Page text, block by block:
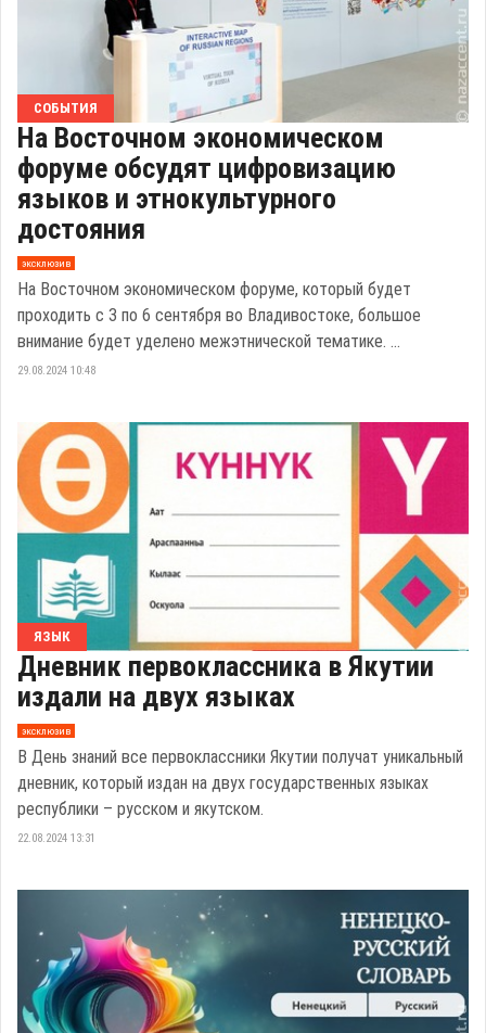
СОБЫТИЯ
На Восточном экономическом
форуме обсудят цифровизацию
языков и этнокультурного
достояния
эксклюзив
На Восточном экономическом форуме, который будет
проходить с 3 по 6 сентября во Владивостоке, большое
внимание будет уделено межэтнической тематике. ...
29.08.2024 10:48
ЯЗЫК
Дневник первоклассника в Якутии
издали на двух языках
эксклюзив
В День знаний все первоклассники Якутии получат уникальный
дневник, который издан на двух государственных языках
республики – русском и якутском.
22.08.2024 13:31